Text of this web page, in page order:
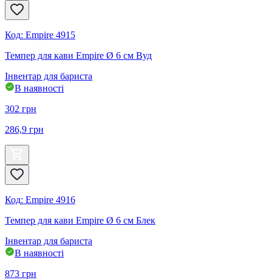
Код: Empire 4915
Темпер для кави Empire Ø 6 см Вуд
Інвентар для бариста
В наявності
302 грн
286,9 грн
Код: Empire 4916
Темпер для кави Empire Ø 6 см Блек
Інвентар для бариста
В наявності
873 грн